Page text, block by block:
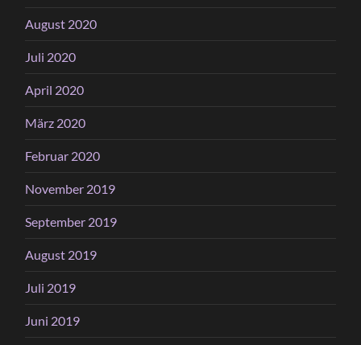
August 2020
Juli 2020
April 2020
März 2020
Februar 2020
November 2019
September 2019
August 2019
Juli 2019
Juni 2019